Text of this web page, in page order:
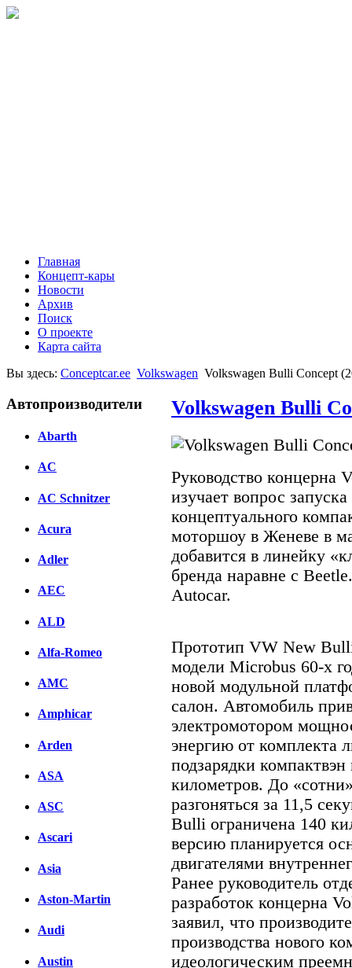
Главная
Концепт-кары
Новости
Архив
Поиск
О проекте
Карта сайта
Вы здесь: Conceptcar.ee Volkswagen Volkswagen Bulli Concept
Автопроизводители
Abarth
AC
AC Schnitzer
Acura
Adler
AEC
ALD
Alfa-Romeo
AMC
Amphicar
Arden
ASA
ASC
Ascari
Asia
Aston-Martin
Audi
Austin
Volkswagen Bulli
Руководство концерна
изучает вопрос
концептуального
моторшоу в Женеве в
добавится в линейку
бренда наравне с
Autocar.
Прототип VW New
модели Microbus 60-х
новой модульной
салон. Автомобиль
электромотором
энергию от комплекта
подзарядки
километров. До
разгоняться за 11,5
Bulli ограничена 140
версию планируется
двигателями
Ранее руководитель
разработок концерна
заявил, что
производства нового
идеологическим